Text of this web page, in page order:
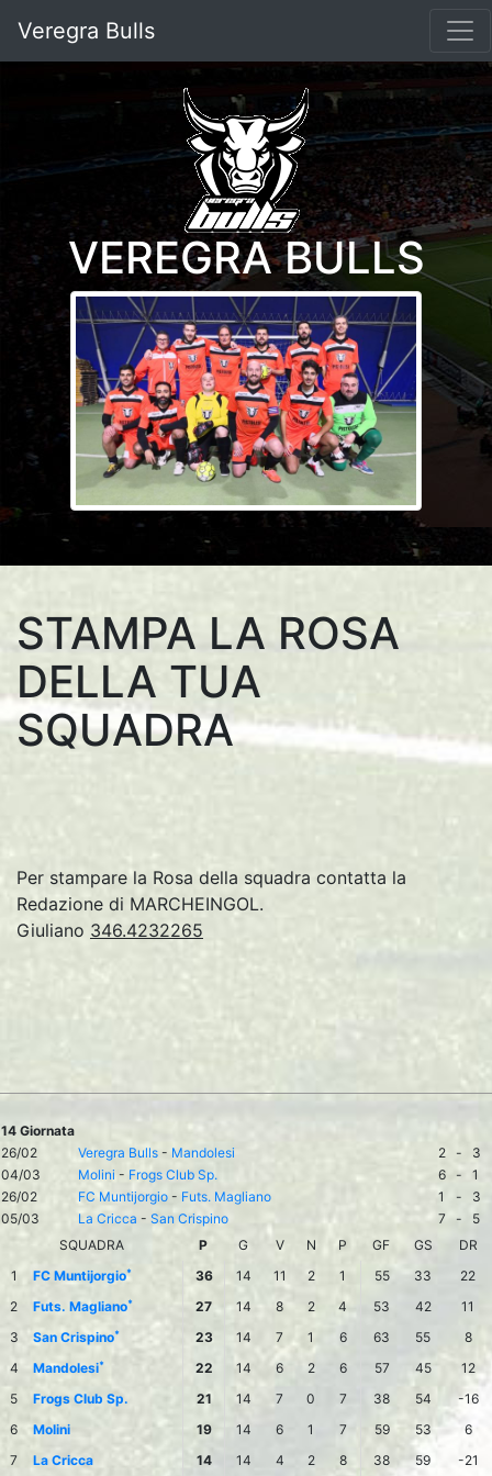
Veregra Bulls
VEREGRA BULLS
STAMPA LA ROSA
DELLA TUA
SQUADRA
Per stampare la Rosa della squadra contatta la
Redazione di MARCHEINGOL.
Giuliano 346.4232265
14 Giornata
26/02
Veregra Bulls - Mandolesi 2 -
3
04/03
Molini - Frogs Club Sp. 6 -
1
26/02
FC Muntijorgio - Futs. Magliano 1 -
3
05/03
La Cricca - San Crispino 7 -
5
SQUADRA
P G V N P GF GS
DR
1
FC Muntijorgio* 36 14 11 2 1 55 33
22
2
Futs. Magliano* 27 14 8 2 4 53 42
11
3
San Crispino* 23 14 7 1 6 63 55
8
4
Mandolesi* 22 14 6 2 6 57 45
12
5
Frogs Club Sp. 21 14 7 0 7 38 54
-16
6
Molini 19 14 6 1 7 59 53
6
7
La Cricca 14 14 4 2 8 38 59 -21